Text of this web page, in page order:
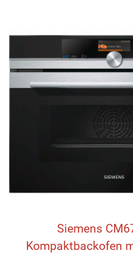
Siemens
Kompaktbackofen